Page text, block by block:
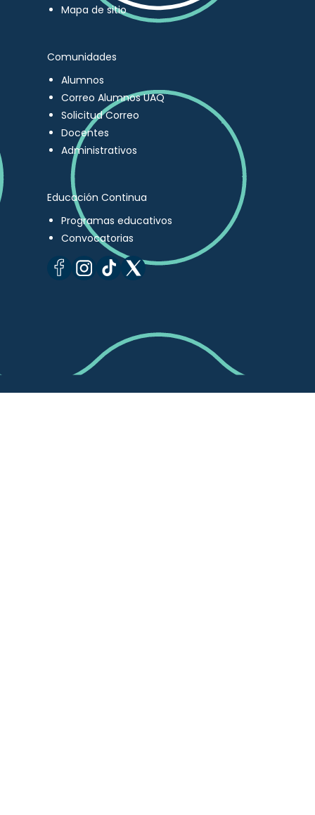
Mapa de sitio
Comunidades
Alumnos
Correo Alumnos UAQ
Solicitud Correo
Docentes
Administrativos
Educación Continua
Programas educativos
Convocatorias